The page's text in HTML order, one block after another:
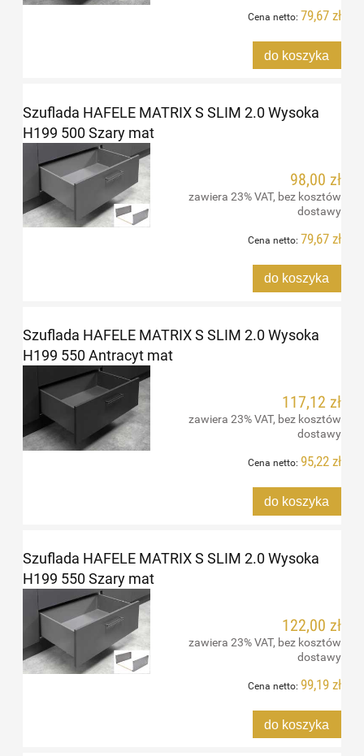
Cena netto: 79,67 zł
do koszyka
Szuflada HAFELE MATRIX S SLIM 2.0 Wysoka
H199 500 Szary mat
98,00 zł
zawiera 23% VAT, bez kosztów
dostawy
Cena netto: 79,67 zł
do koszyka
Szuflada HAFELE MATRIX S SLIM 2.0 Wysoka
H199 550 Antracyt mat
117,12 zł
zawiera 23% VAT, bez kosztów
dostawy
Cena netto: 95,22 zł
do koszyka
Szuflada HAFELE MATRIX S SLIM 2.0 Wysoka
H199 550 Szary mat
122,00 zł
zawiera 23% VAT, bez kosztów
dostawy
Cena netto: 99,19 zł
do koszyka